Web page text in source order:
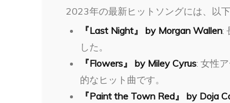
2023年の最新ヒットソングには、以
『Last Night』 by Morgan Wallen:
した。
『Flowers』 by Miley Cyrus: 女性
的なヒット曲です。
『Paint the Town Red』 by Doja